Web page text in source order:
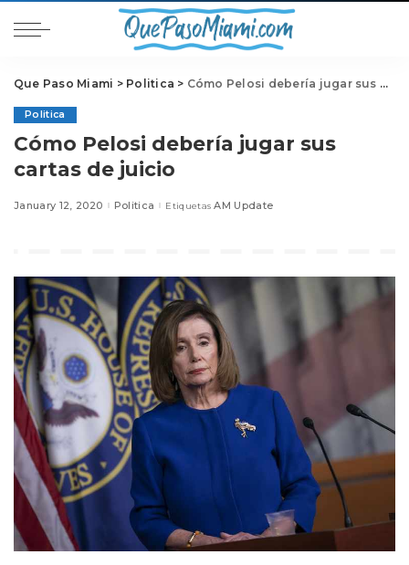
Que Paso Miami > Politica > Cómo Pelosi debería jugar sus cartas de juicio
Politica
Cómo Pelosi debería jugar sus
cartas de juicio
January 12, 2020 Politica Etiquetas AM Update